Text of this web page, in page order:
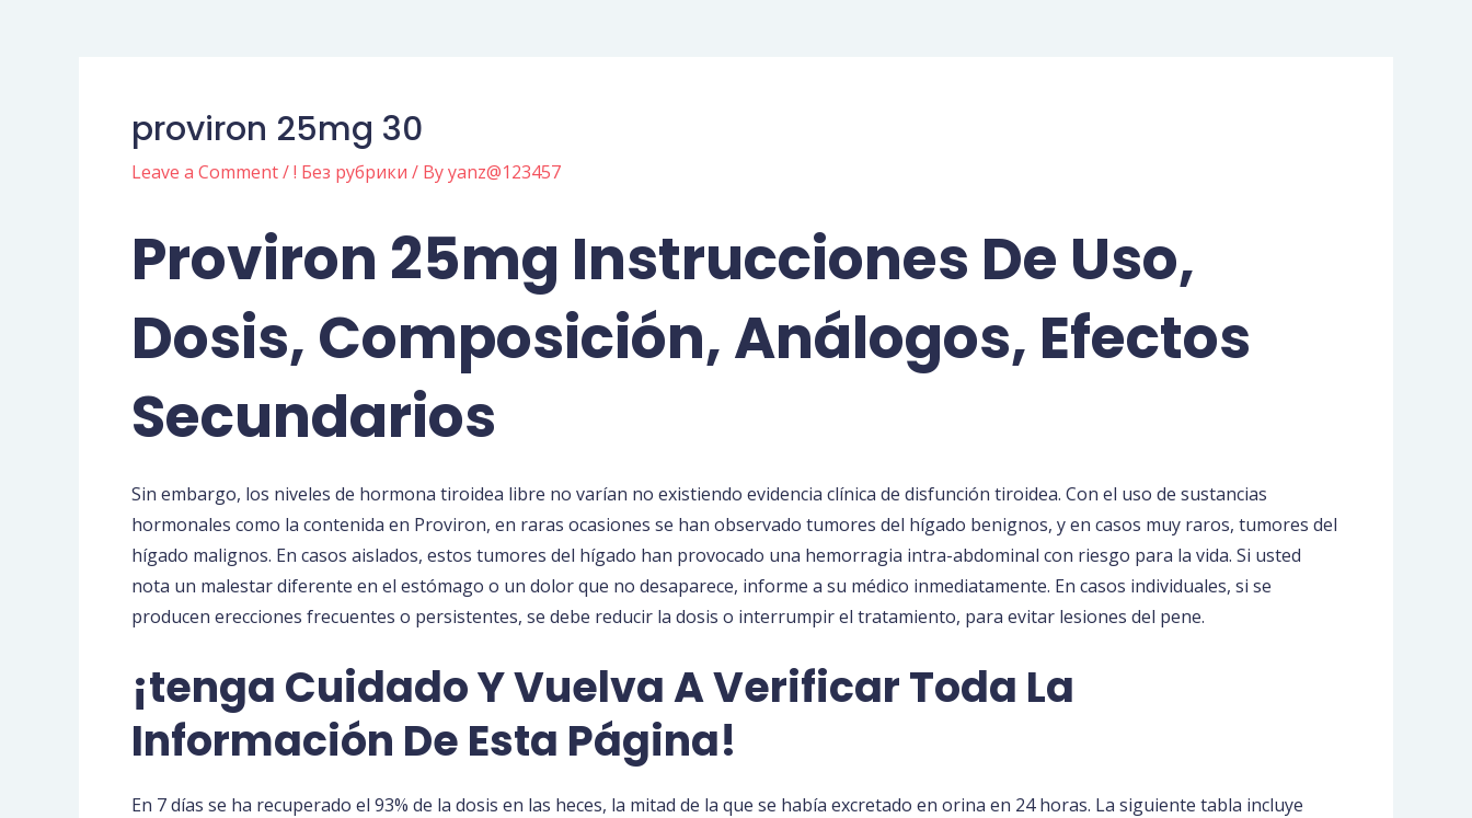
proviron 25mg 30
Leave a Comment/! Без рубрики / Byyanz@123457
Proviron 25mg Instrucciones De Uso,
Dosis, Composición, Análogos, Efectos
Secundarios
Sin embargo, los niveles de hormona tiroidea libre no varían no existiendo evidencia clínica de disfunción tiroidea. Con el uso de sustancias
hormonales como la contenida en Proviron, en raras ocasiones se han observado tumores del hígado benignos, y en casos muy raros, tumores del
hígado malignos. En casos aislados, estos tumores del hígado han provocado una hemorragia intra-abdominal con riesgo para la vida. Si usted
nota un malestar diferente en el estómago o un dolor que no desaparece, informe a su médico inmediatamente. En casos individuales, si se
producen erecciones frecuentes o persistentes, se debe reducir la dosis o interrumpir el tratamiento, para evitar lesiones del pene.
¡tenga Cuidado Y Vuelva A Verificar Toda La
Información De Esta Página!
En 7 días se ha recuperado el 93% de la dosis en las heces, la mitad de la que se había excretado en orina en 24 horas. La siguiente tabla incluye